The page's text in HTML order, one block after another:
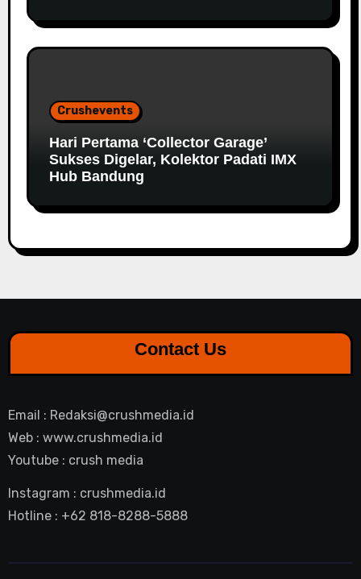
Crushevents
Hari Pertama ‘Collector Garage’
Sukses Digelar, Kolektor Padati IMX
Hub Bandung
Contact Us
Email : Redaksi@crushmedia.id
Web : www.crushmedia.id
Youtube : crush media
Instagram : crushmedia.id
Hotline : +62 818-8288-5888